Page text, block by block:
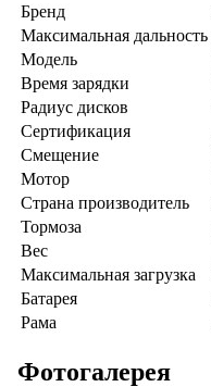
Бренд
Максимальная дальность
Модель
Время зарядки
Радиус дисков
Сертификация
Смещение
Мотор
Страна производитель
Тормоза
Вес
Максимальная загрузка
Батарея
Рама
Фотогалерея